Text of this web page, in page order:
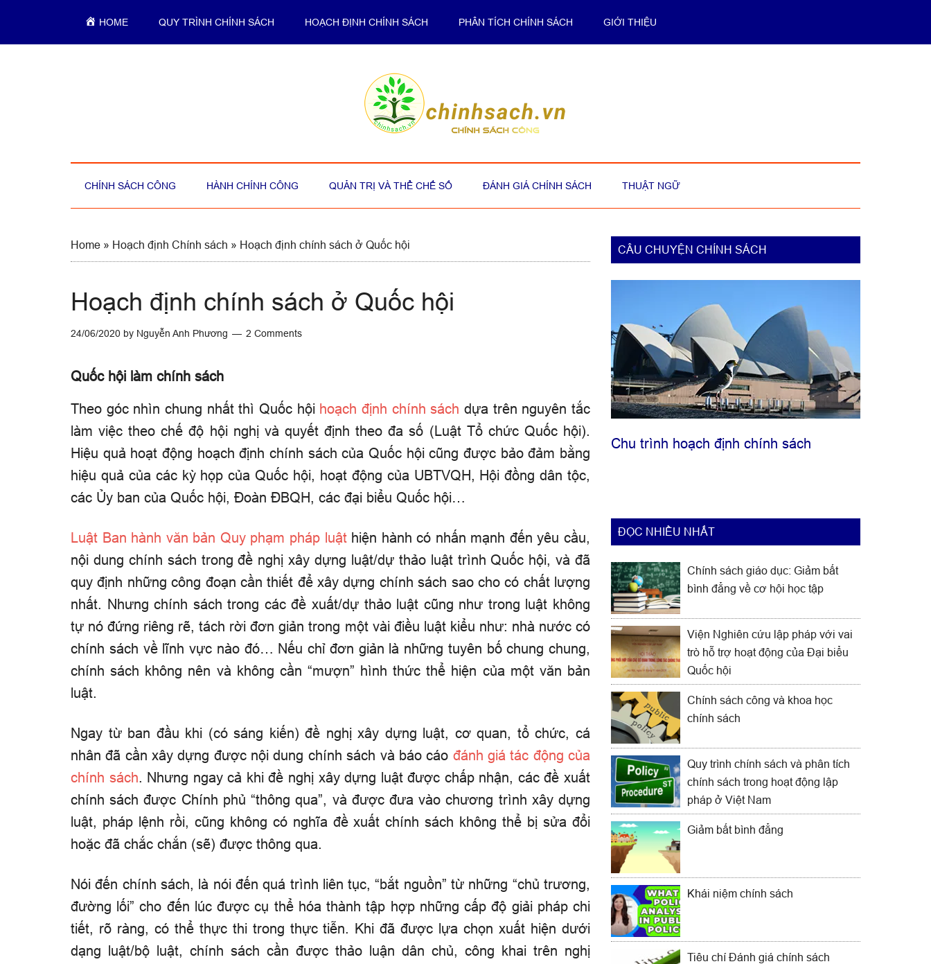
main
secondary
primary
footer
HOME QUY TRÌNH CHÍNH SÁCH HOẠCH ĐỊNH CHÍNH SÁCH PHÂN TÍCH CHÍNH SÁCH GIỚI THIỆU
CHÍNH SÁCH CÔNG HÀNH CHÍNH CÔNG QUẢN TRỊ VÀ THỂ CHẾ SỐ ĐÁNH GIÁ CHÍNH SÁCH THUẬT NGỮ
Home » Hoạch định Chính sách » Hoạch định chính sách ở Quốc hội
Hoạch định chính sách ở Quốc hội
24/06/2020 by Nguyễn Anh Phương 2 Comments
Quốc hội làm chính sách
Theo góc nhìn chung nhất thì Quốc hội hoạch định chính sách dựa trên nguyên tắc
làm việc theo chế độ hội nghị và quyết định theo đa số (Luật Tổ chức Quốc hội).
Hiệu quả hoạt động hoạch định chính sách của Quốc hội cũng được bảo đảm bằng
hiệu quả của các kỳ họp của Quốc hội, hoạt động của UBTVQH, Hội đồng dân tộc,
các Ủy ban của Quốc hội, Đoàn ĐBQH, các đại biểu Quốc hội…
Luật Ban hành văn bản Quy phạm pháp luậthiện hành có nhấn mạnh đến yêu cầu,
nội dung chính sách trong đề nghị xây dựng luật/dự thảo luật trình Quốc hội, và đã
quy định những công đoạn cần thiết để xây dựng chính sách sao cho có chất lượng
nhất. Nhưng chính sách trong các đề xuất/dự thảo luật cũng như trong luật không
tự nó đứng riêng rẽ, tách rời đơn giản trong một vài điều luật kiểu như: nhà nước có
chính sách về lĩnh vực nào đó… Nếu chỉ đơn giản là những tuyên bố chung chung,
chính sách không nên và không cần “mượn” hình thức thể hiện của một văn bản
luật.
Ngay từ ban đầu khi (có sáng kiến) đề nghị xây dựng luật, cơ quan, tổ chức, cá
nhân đã cần xây dựng được nội dung chính sách và báo cáo đánh giá tác động của
chính sách. Nhưng ngay cả khi đề nghị xây dựng luật được chấp nhận, các đề xuất
chính sách được Chính phủ “thông qua”, và được đưa vào chương trình xây dựng
luật, pháp lệnh rồi, cũng không có nghĩa đề xuất chính sách không thể bị sửa đổi
hoặc đã chắc chắn (sẽ) được thông qua.
Nói đến chính sách, là nói đến quá trình liên tục, “bắt nguồn” từ những “chủ trương,
đường lối” cho đến lúc được cụ thể hóa thành tập hợp những cấp độ giải pháp chi
tiết, rõ ràng, có thể thực thi trong thực tiễn. Khi đã được lựa chọn xuất hiện dưới
dạng luật/bộ luật, chính sách cần được thảo luận dân chủ, công khai trên nghị
Primary
CÂU CHUYỆN CHÍNH SÁCH
Chu trình hoạch định chính sách
ĐỌC NHIỀU NHẤT
Chính sách giáo dục: Giảm bất
bình đẳng về cơ hội học tập
Viện Nghiên cứu lập pháp với vai
trò hỗ trợ hoạt động của Đại biểu
Quốc hội
Chính sách công và khoa học
chính sách
Quy trình chính sách và phân tích
chính sách trong hoạt động lập
pháp ở Việt Nam
Giảm bất bình đẳng
Khái niệm chính sách
Tiêu chí Đánh giá chính sách